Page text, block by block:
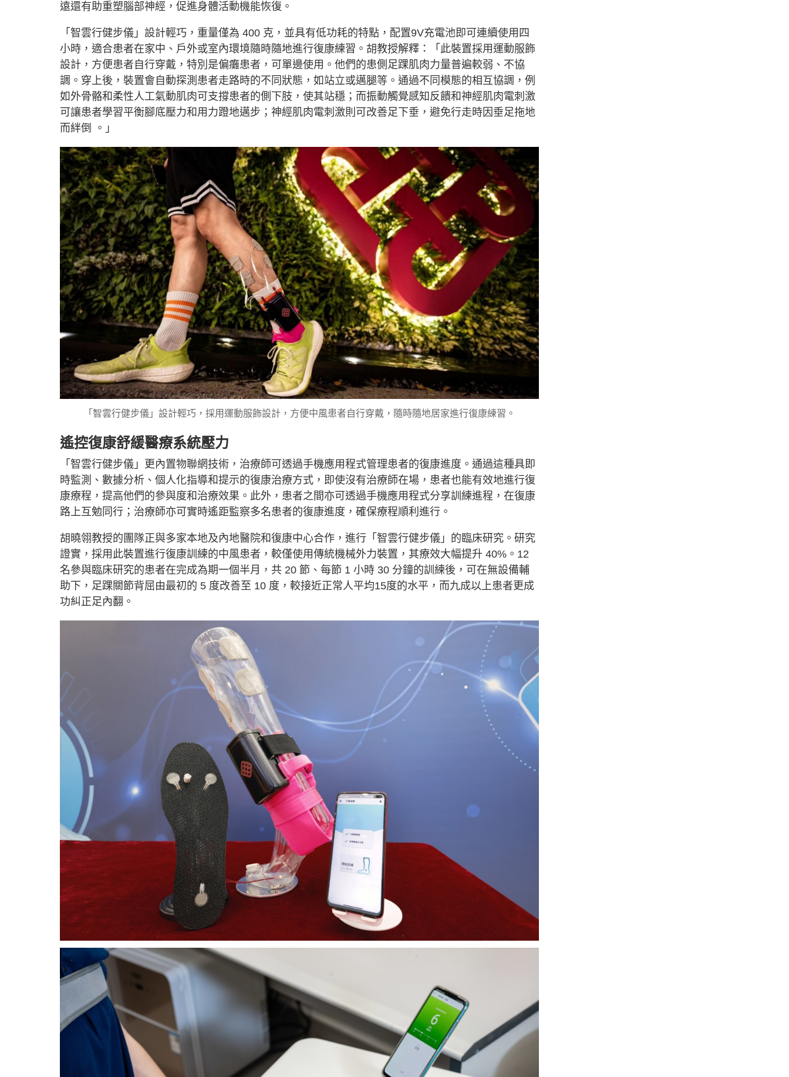
遠還有助重塑腦部神經，促進身體活動機能恢復。
「智雲行健步儀」設計輕巧，重量僅為 400 克，並具有低功耗的特點，配置9V充電池即可連續使用四
小時，適合患者在家中、戶外或室內環境隨時隨地進行復康練習。胡教授解釋：「此裝置採用運動服飾
設計，方便患者自行穿戴，特別是偏癱患者，可單邊使用。他們的患側足踝肌肉力量普遍較弱、不協
調。穿上後，裝置會自動探測患者走路時的不同狀態，如站立或邁腿等。通過不同模態的相互協調，例
如外骨骼和柔性人工氣動肌肉可支撐患者的側下肢，使其站穩；而振動觸覺感知反饋和神經肌肉電刺激
可讓患者學習平衡腳底壓力和用力蹬地邁步；神經肌肉電刺激則可改善足下垂，避免行走時因垂足拖地
而絆倒 。」
「智雲行健步儀」設計輕巧，採用運動服飾設計，方便中風患者自行穿戴，隨時隨地居家進行復康練習。
遙控復康舒緩醫療系統壓力
「智雲行健步儀」更內置物聯網技術，治療師可透過手機應用程式管理患者的復康進度。通過這種具即
時監測、數據分析、個人化指導和提示的復康治療方式，即使沒有治療師在場，患者也能有效地進行復
康療程，提高他們的參與度和治療效果。此外，患者之間亦可透過手機應用程式分享訓練進程，在復康
路上互勉同行；治療師亦可實時遙距監察多名患者的復康進度，確保療程順利進行。
胡曉翎教授的團隊正與多家本地及內地醫院和復康中心合作，進行「智雲行健步儀」的臨床研究。研究
證實，採用此裝置進行復康訓練的中風患者，較僅使用傳統機械外力裝置，其療效大幅提升 40%。12
名參與臨床研究的患者在完成為期一個半月，共 20 節、每節 1 小時 30 分鐘的訓練後，可在無設備輔
助下，足踝關節背屈由最初的 5 度改善至 10 度，較接近正常人平均15度的水平，而九成以上患者更成
功糾正足內翻。